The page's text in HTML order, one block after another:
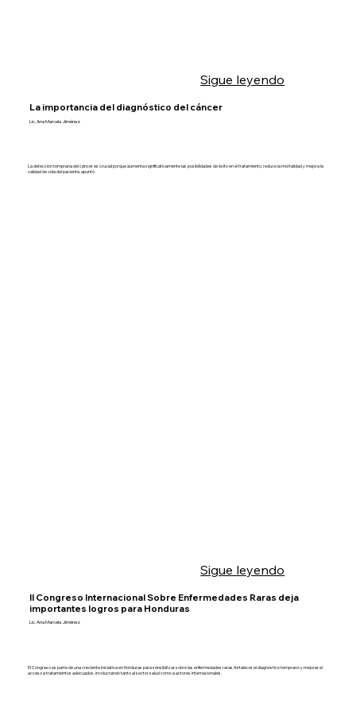
Sigue leyendo
La importancia del diagnóstico del cáncer
Lic. Ana Marcela Jiménez
La detección temprana del cáncer es crucial porque aumenta significativamente las posibilidades de éxito en el tratamiento, reduce la mortalidad y mejora la
calidad de vida del paciente, apuntó.
Sigue leyendo
II Congreso Internacional Sobre Enfermedades Raras deja
importantes logros para Honduras
Lic. Ana Marcela Jiménez
El Congreso es parte de una creciente iniciativa en Honduras para sensibilizar sobre las enfermedades raras, fortalecer el diagnóstico temprano y mejorar el
acceso a tratamientos adecuados, involucrando tanto al sector salud como a actores internacionales.